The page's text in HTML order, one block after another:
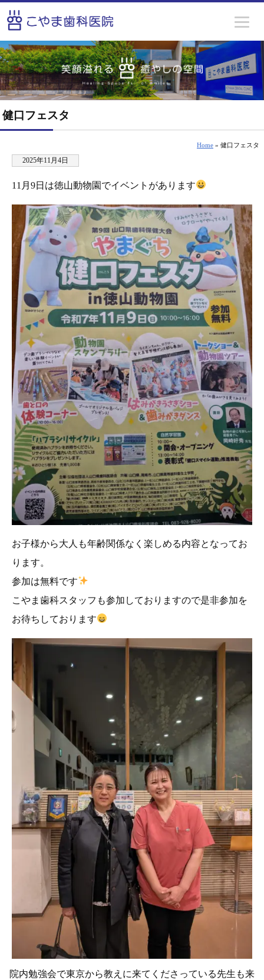
健口フェスタ
Home » 健口フェスタ
2025年11月4日
11月9日は徳山動物園でイベントがあります
お子様から大人も年齢関係なく楽しめる内容となってお
ります。
参加は無料です
こやま歯科スタッフも参加しておりますので是非参加を
お待ちしております
院内勉強会で東京から教えに来てくださっている先生も来